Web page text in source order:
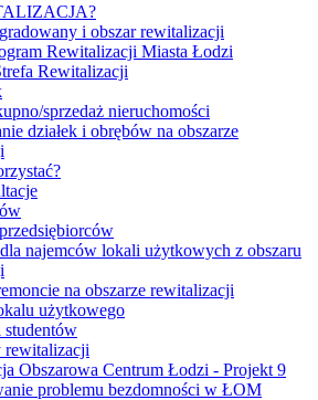
i obszar rewitalizacji
Rewitalizacji Miasta Łodzi
Rewitalizacji
sprzedaż nieruchomości
działek i obrębów na obszarze
najemców lokali użytkowych z obszaru
na obszarze rewitalizacji
użytkowego
rewitalizacji
Obszarowa Centrum Łodzi - Projekt 9
problemu bezdomności w ŁOM